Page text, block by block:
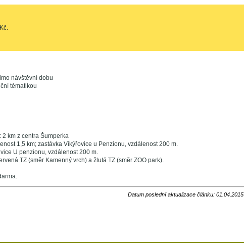
návštěvní dobu
tématikou
km z centra Šumperka
1,5 km; zastávka Vikýřovice u Penzionu, vzdálenost 200 m.
U penzionu, vzdálenost 200 m.
TZ (směr Kamenný vrch) a žlutá TZ (směr ZOO park).
Datum poslední aktualizace článku: 01.04.2015